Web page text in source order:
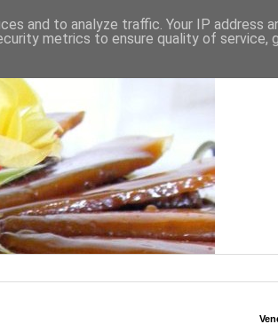
and to analyze traffic. Your IP address
metrics to ensure quality of service,